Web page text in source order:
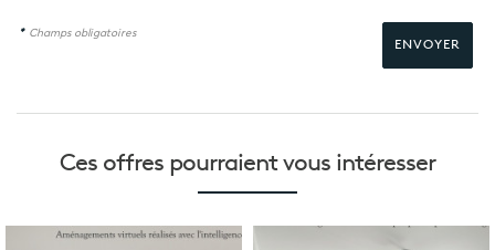
* Champs obligatoires
Ces offres pourraientvous intéresser